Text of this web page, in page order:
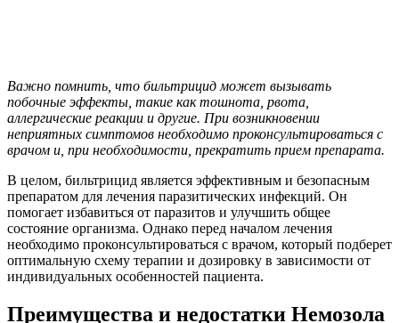
Важно помнить, что бильтрицид может вызывать
побочные эффекты, такие как тошнота, рвота,
аллергические реакции и другие. При возникновении
неприятных симптомов необходимо проконсультироваться с
врачом и, при необходимости, прекратить прием препарата.
В целом, бильтрицид является эффективным и безопасным
препаратом для лечения паразитических инфекций. Он
помогает избавиться от паразитов и улучшить общее
состояние организма. Однако перед началом лечения
необходимо проконсультироваться с врачом, который подберет
оптимальную схему терапии и дозировку в зависимости от
индивидуальных особенностей пациента.
Преимущества и недостатки Немозола